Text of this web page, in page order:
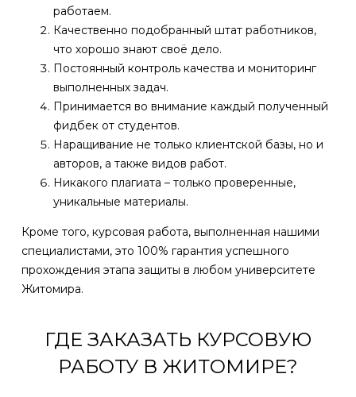
работаем.
Качественно подобранный штат работников,
что хорошо знают своё дело.
Постоянный контроль качества и мониторинг
выполненных задач.
Принимается во внимание каждый полученный
фидбек от студентов.
Наращивание не только клиентской базы, но и
авторов, а также видов работ.
Никакого плагиата – только проверенные,
уникальные материалы.
Кроме того, курсовая работа, выполненная нашими
специалистами, это 100% гарантия успешного
прохождения этапа защиты в любом университете
Житомира.
ГДЕ ЗАКАЗАТЬ КУРСОВУЮ
РАБОТУ В ЖИТОМИРЕ?